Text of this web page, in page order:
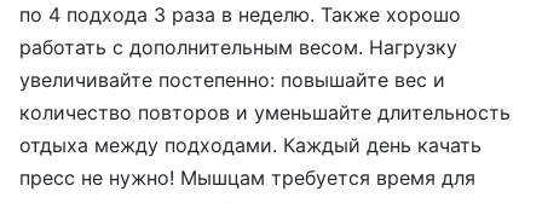
по 4 подхода 3 раза в неделю. Также хорошо
работать с дополнительным весом. Нагрузку
увеличивайте постепенно: повышайте вес и
количество повторов и уменьшайте длительность
отдыха между подходами. Каждый день качать
пресс не нужно! Мышцам требуется время для
Я соглашаюсь на обработку моих персональных данных в